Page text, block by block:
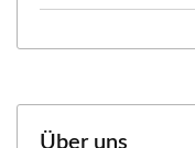
Über uns